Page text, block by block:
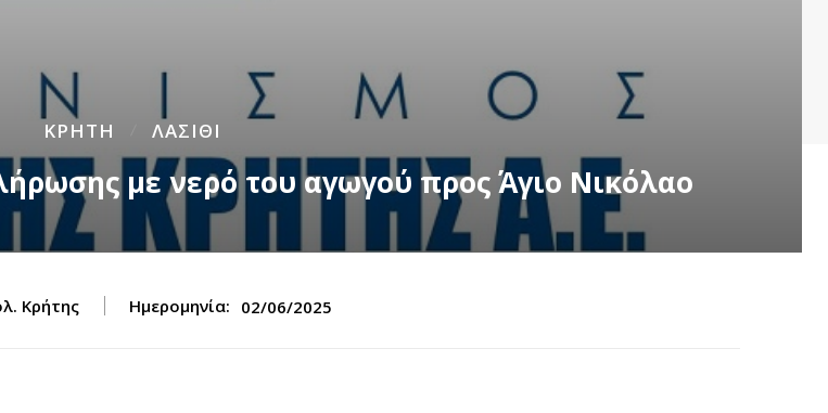
ΚΡΗΤΗ ΛΑΣΙΘΙ
με νερό του αγωγού προς Άγιο Νικόλαο
Κρήτης Ημερομηνία: 02/06/2025